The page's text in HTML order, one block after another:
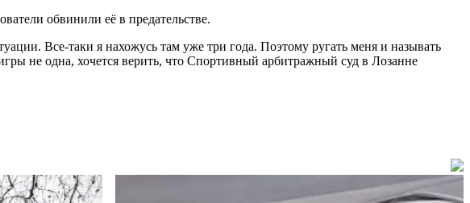
обвинили её в предательстве.
Все-таки я нахожусь там уже три года. Поэтому ругать меня и называть
не одна, хочется верить, что Спортивный арбитражный суд в Лозанне